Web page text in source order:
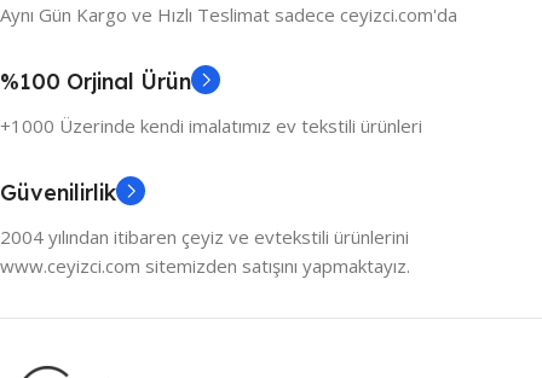
Aynı Gün Kargo ve Hızlı Teslimat sadece ceyizci.com'da
%100 Orjinal Ürün
+1000 Üzerinde kendi imalatımız ev tekstili ürünleri
Güvenilirlik
2004 yılından itibaren çeyiz ve evtekstili ürünlerini
www.ceyizci.com sitemizden satışını yapmaktayız.